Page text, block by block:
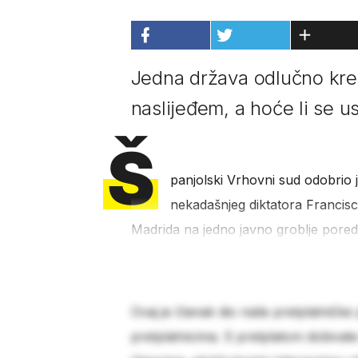
Jedna država odlučno
naslijeđem, a hoće li se
Š
panjolski Vrhovni sud odobrio
nekadašnjeg diktatora
Madrida na jedno javno groblje
Ovaj je članak dio naše
pretplatnicima. S pretplatom